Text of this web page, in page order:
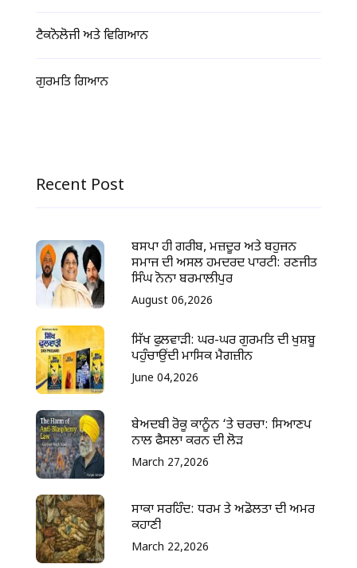
ਟੈਕਨੋਲੋਜੀ ਅਤੇ ਵਿਗਿਆਨ
ਗੁਰਮਤਿ ਗਿਆਨ
Recent Post
ਬਸਪਾ ਹੀ ਗਰੀਬ, ਮਜ਼ਦੂਰ ਅਤੇ ਬਹੁਜਨ
ਸਮਾਜ ਦੀ ਅਸਲ ਹਮਦਰਦ ਪਾਰਟੀ: ਰਣਜੀਤ
ਸਿੰਘ ਨੋਨਾ ਬਰਮਾਲੀਪੁਰ
August 06,2026
ਸਿੱਖ ਫੁਲਵਾੜੀ: ਘਰ-ਘਰ ਗੁਰਮਤਿ ਦੀ ਖੁਸ਼ਬੂ
ਪਹੁੰਚਾਉਂਦੀ ਮਾਸਿਕ ਮੈਗਜ਼ੀਨ
June 04,2026
ਬੇਅਦਬੀ ਰੋਕੂ ਕਾਨੂੰਨ ‘ਤੇ ਚਰਚਾ: ਸਿਆਣਪ
ਨਾਲ ਫੈਸਲਾ ਕਰਨ ਦੀ ਲੋੜ
March 27,2026
ਸਾਕਾ ਸਰਹਿੰਦ: ਧਰਮ ਤੇ ਅਡੋਲਤਾ ਦੀ ਅਮਰ
ਕਹਾਣੀ
March 22,2026